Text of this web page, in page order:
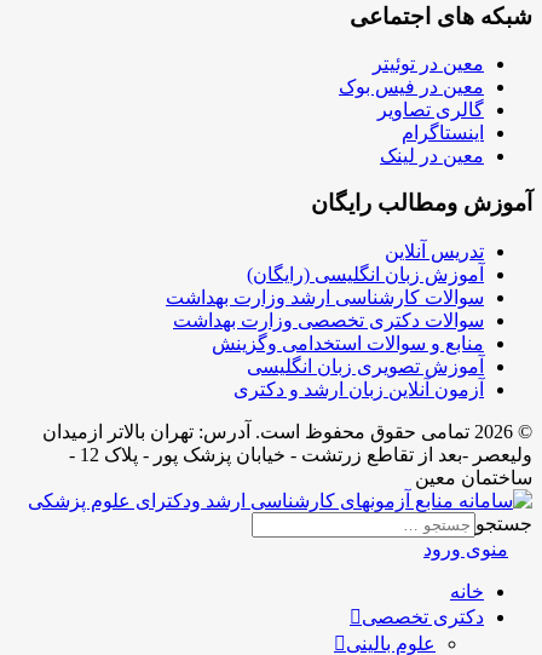
شبکه های اجتماعی
معین در توئیتر
معین در فیس بوک
گالری تصاویر
اینستاگرام
معین در لینک
آموزش ومطالب رایگان
تدریس آنلاین
آموزش زبان انگلیسی (رایگان)
سوالات کارشناسی ارشد وزارت بهداشت
سوالات دکتری تخصصی وزارت بهداشت
منابع و سوالات استخدامی وگزینش
آموزش تصویری زبان انگلیسی
آزمون آنلاین زبان ارشد و دکتری
© 2026 تمامی حقوق محفوظ است. آدرس:‌ تهران بالاتر ازمیدان
ولیعصر -بعد از تقاطع زرتشت - خیابان پزشک پور - پلاک 12 -
ساختمان معین
جستجو
منوی ورود
خانه
دکتری تخصصی
علوم بالینی